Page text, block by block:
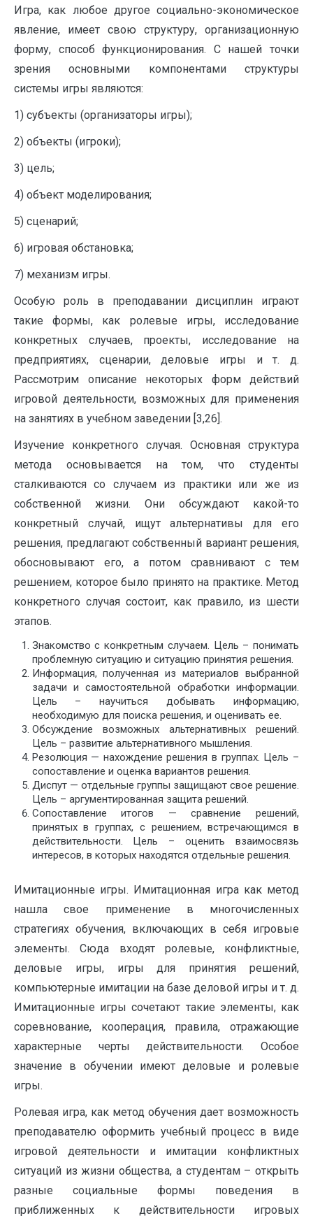
Игра, как любое другое социально-экономическое
явление, имеет свою структуру, организационную
форму, способ функционирования. С нашей точки
зрения основными компонентами структуры
системы игры являются:
1) субъекты (организаторы игры);
2) объекты (игроки);
3) цель;
4) объект моделирования;
5) сценарий;
6) игровая обстановка;
7) механизм игры.
Особую роль в преподавании дисциплин играют
такие формы, как ролевые игры, исследование
конкретных случаев, проекты, исследование на
предприятиях, сценарии, деловые игры и т. д.
Рассмотрим описание некоторых форм действий
игровой деятельности, возможных для применения
на занятиях в учебном заведении [3,26].
Изучение конкретного случая. Основная структура
метода основывается на том, что студенты
сталкиваются со случаем из практики или же из
собственной жизни. Они обсуждают какой-то
конкретный случай, ищут альтернативы для его
решения, предлагают собственный вариант решения,
обосновывают его, а потом сравнивают с тем
решением, которое было принято на практике. Метод
конкретного случая состоит, как правило, из шести
этапов.
Знакомство с конкретным случаем. Цель – понимать
проблемную ситуацию и ситуацию принятия решения.
Информация, полученная из материалов выбранной
задачи и самостоятельной обработки информации.
Цель – научиться добывать информацию,
необходимую для поиска решения, и оценивать ее.
Обсуждение возможных альтернативных решений.
Цель – развитие альтернативного мышления.
Резолюция — нахождение решения в группах. Цель –
сопоставление и оценка вариантов решения.
Диспут — отдельные группы защищают свое решение.
Цель – аргументированная защита решений.
Сопоставление итогов — сравнение решений,
принятых в группах, с решением, встречающимся в
действительности. Цель – оценить взаимосвязь
интересов, в которых находятся отдельные решения.
Имитационные игры. Имитационная игра как метод
нашла свое применение в многочисленных
стратегиях обучения, включающих в себя игровые
элементы. Сюда входят ролевые, конфликтные,
деловые игры, игры для принятия решений,
компьютерные имитации на базе деловой игры и т. д.
Имитационные игры сочетают такие элементы, как
соревнование, кооперация, правила, отражающие
характерные черты действительности. Особое
значение в обучении имеют деловые и ролевые
игры.
Ролевая игра, как метод обучения дает возможность
преподавателю оформить учебный процесс в виде
игровой деятельности и имитации конфликтных
ситуаций из жизни общества, а студентам – открыть
разные социальные формы поведения в
приближенных к действительности игровых